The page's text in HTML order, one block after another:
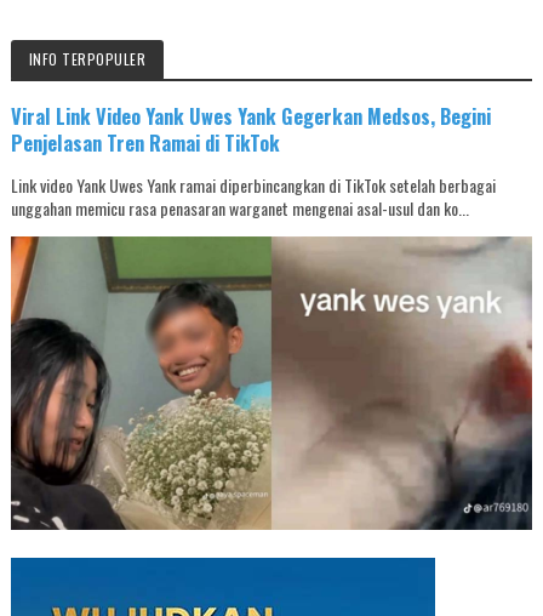
INFO TERPOPULER
Viral Link Video Yank Uwes Yank Gegerkan Medsos, Begini
Penjelasan Tren Ramai di TikTok
Link video Yank Uwes Yank ramai diperbincangkan di TikTok setelah berbagai
unggahan memicu rasa penasaran warganet mengenai asal-usul dan ko...